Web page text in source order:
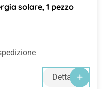
solare, 1 pezzo
Dettagli